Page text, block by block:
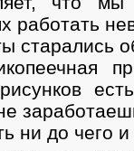
работать
старались
ни до чего